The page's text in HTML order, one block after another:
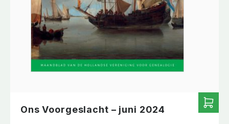
Ons Voorgeslacht – juni 2024